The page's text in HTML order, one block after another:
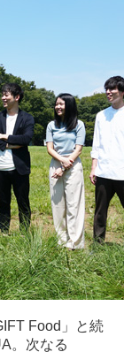
Food」と続
。次なる